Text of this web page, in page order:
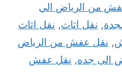
من الرياض الي
, نقل اثاث, نقل اثاث
, نقل عفش من الرياض
الى جده, نقل عفش